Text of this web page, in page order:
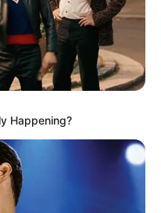
ดูดวงวันอังคาร
ทวะ
Happening?